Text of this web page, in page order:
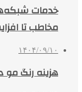
مخاطب تا
۱۴۰۴/۰۹/۱۰
هزینه رنگ مو